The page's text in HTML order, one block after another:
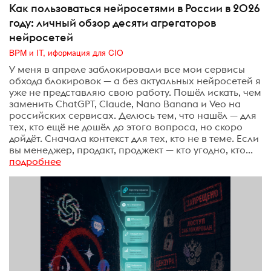
Как пользоваться нейросетями в России в 2026
году: личный обзор десяти агрегаторов
нейросетей
BPM и IT, иформация для CIO
У меня в апреле заблокировали все мои сервисы
обхода блокировок — а без актуальных нейросетей я
уже не представляю свою работу. Пошёл искать, чем
заменить ChatGPT, Claude, Nano Banana и Veo на
российских сервисах. Делюсь тем, что нашёл — для
тех, кто ещё не дошёл до этого вопроса, но скоро
дойдёт. Сначала контекст для тех, кто не в теме. Если
вы менеджер, продакт, проджект — кто угодно, кто...
подробнее